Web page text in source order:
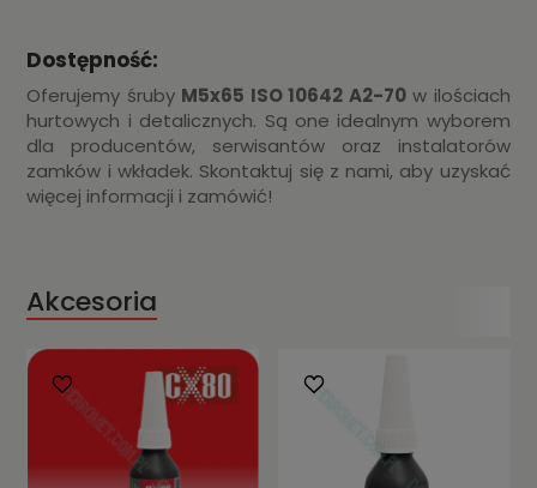
Dostępność:
Oferujemy śruby M5x65 ISO 10642 A2-70w ilościach
hurtowych i detalicznych. Są one idealnym wyborem
dla producentów, serwisantów oraz instalatorów
zamków i wkładek. Skontaktuj się z nami, aby uzyskać
więcej informacji i zamówić!
Akcesoria